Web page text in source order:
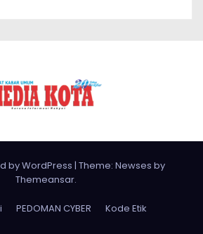
by WordPress | Theme: Newses by
Themeansar.
PEDOMAN CYBER Kode Etik